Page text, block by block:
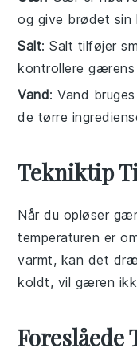
og give brødet sin
Salt: Salt tilføjer
kontrollere
Vand: Vand
de tørre
Tekniktip
Når du opløser
temperaturen er
varmt, kan det
koldt, vil gæren
Foreslåede